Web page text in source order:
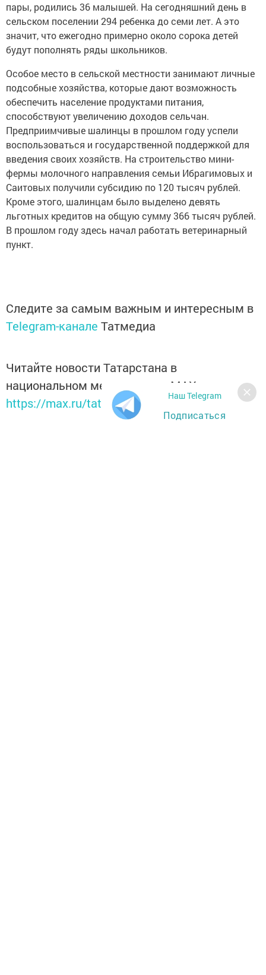
пары, родились 36 малышей. На сегодняшний день в
сельском поселении 294 ребенка до семи лет. А это
значит, что ежегодно примерно около сорока детей
будут пополнять ряды школьников.
Особое место в сельской местности занимают личные
подсобные хозяйства, которые дают возможность
обеспечить население продуктами питания,
способствуют увеличению доходов сельчан.
Предприимчивые шалинцы в прошлом году успели
воспользоваться и государственной поддержкой для
введения своих хозяйств. На строительство мини-
фермы молочного направления семьи Ибрагимовых и
Саитовых получили субсидию по 120 тысяч рублей.
Кроме этого, шалинцам было выделено девять
льготных кредитов на общую сумму 366 тысяч рублей.
В прошлом году здесь начал работать ветеринарный
пункт.
Следите за самым важным и интересным в
Telegram-канале Татмедиа
Читайте новости Татарстана в
национальном мессенджере MАХ:
https://max.ru/tatmedia
Наш Telegram
Подписаться